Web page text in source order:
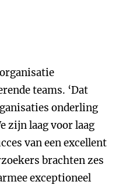
teams. ‘Dat
onderling
zijn laag voor laag
van een excellent
brachten zes
exceptioneel